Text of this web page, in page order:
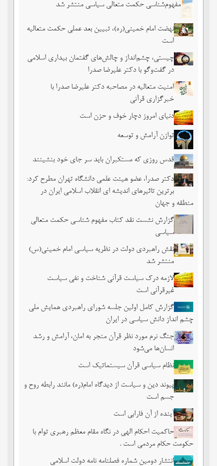
مفهوم‌شناسی حکمت متعالی سیاسی منتشر شد
نهضت امام خمینی(ره)، تبیین بعد عملی حکمت متعالیه
است
چیستی، چشم‌انداز و چالش‌های گفتمان بیداری اسلامی
در گفت‌وگو با دکتر علیرضا صدرا
امنیت متعالیه در مصاحبه دکتر علیرضا صدرا با
خبرگزاری قرآنی
دنیای امروز دچار خوف و حزن است
توازن آرامش و توسعه
قدس روزی که مستکبران باید سر جای خود بنشینند
دکتر صدرا، عضو هیئت علمی دانشگاه تهران مطرح کرد:
برترین تاثیرهای اندیشه ای انقلاب اسلامی ایران در
منطقه و جهان
گزارش نشست نقد کتاب مفهوم شناسی حکمت متعالی
سیاسی
نقش راهبردی دولت در نظریه سیاسی امام خمینی(س)
منتشر شد
لازمه درک سیاست قرآنی شناخت و نفی سیاست
غیرقرآنی است
گزارش کامل اولین جلسه شورای راهبردی همایش ملی
چشم ‏انداز دانش سیاسی در ایران
جنگ نرم مورد نظر قرآن منجر به امان، آرامش و رشد
انسان‌ها می‌‌شود
نظام سیاسی قرآن سیستماتیک است
پیوند دین و سیاست از دیدگاه امام(ره) مانند رابطه روح و
جسم است
آینده از آن فارابی است
حاکمیت احکام الهی در نگاه مقام معظم رهبری توام با
حکومت حکام مردمی است .
انتشار دومین شماره فصلنامه نامه دولت اسلامی